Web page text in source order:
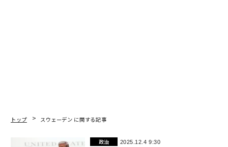
トップ スウェーデン に関する記事
政治 2025.12.4 9:30